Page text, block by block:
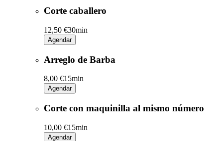
Corte caballero
12,50 €30min
Agendar
Arreglo de Barba
8,00 €15min
Agendar
Corte con maquinilla al mismo número
10,00 €15min
Agendar